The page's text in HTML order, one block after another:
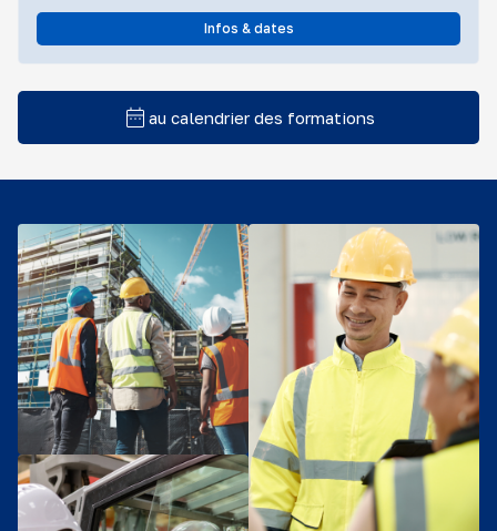
Infos & dates
au calendrier des formations